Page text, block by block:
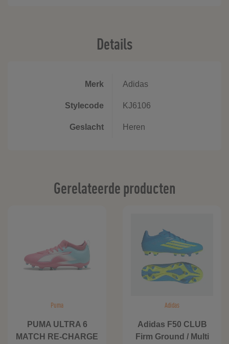
Details
Merk Adidas
Stylecode KJ6106
Geslacht Heren
Gerelateerde producten
Puma
PUMA ULTRA 6
MATCH RE-CHARGE
Adidas
Adidas F50 CLUB
Firm Ground / Multi